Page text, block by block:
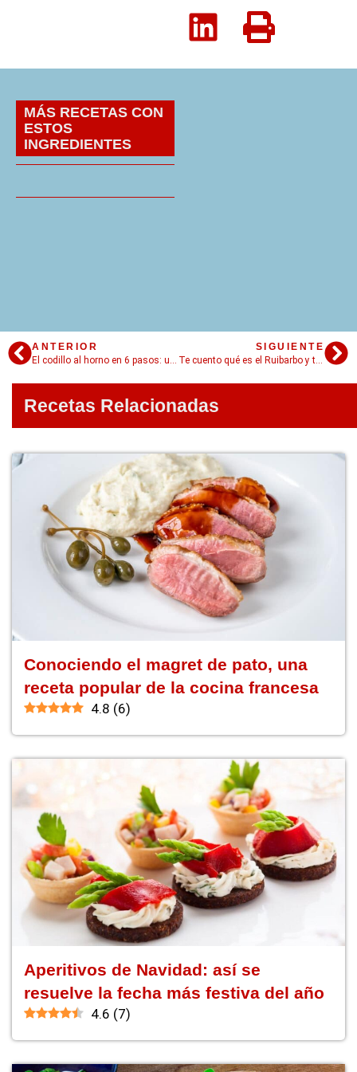
MÁS RECETAS CON
ESTOS
INGREDIENTES
ANTERIOR
SIGUIENTE
Te cuento qué es el Ruibarbo y todo lo que podés hacer con este ingrediente mágico
Recetas Relacionadas
Conociendo el magret de pato, una
receta popular de la cocina francesa
4.8 (6)
Aperitivos de Navidad: así se
resuelve la fecha más festiva del año
4.6 (7)